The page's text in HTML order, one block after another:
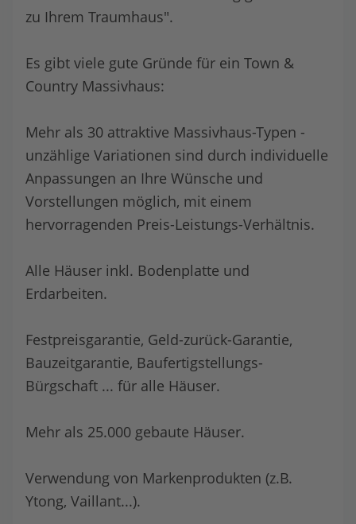
zu Ihrem Traumhaus".
Es gibt viele gute Gründe für ein Town &
Country Massivhaus:
Mehr als 30 attraktive Massivhaus-Typen -
unzählige Variationen sind durch individuelle
Anpassungen an Ihre Wünsche und
Vorstellungen möglich, mit einem
hervorragenden Preis-Leistungs-Verhältnis.
Alle Häuser inkl. Bodenplatte und
Erdarbeiten.
Festpreisgarantie, Geld-zurück-Garantie,
Bauzeitgarantie, Baufertigstellungs-
Bürgschaft ... für alle Häuser.
Mehr als 25.000 gebaute Häuser.
Verwendung von Markenprodukten (z.B.
Ytong, Vaillant...).